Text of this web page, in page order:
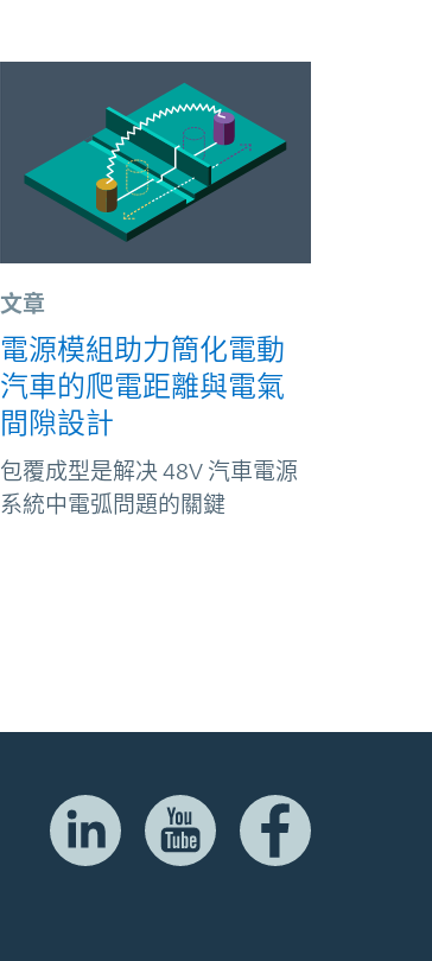
文章
電源模組助力簡化電動
汽車的爬電距離與電氣
間隙設計
包覆成型是解决 48V 汽車電源
系統中電弧問題的關鍵